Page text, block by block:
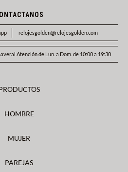
relojesgolden@relojesgolden.com
Atención de Lun. a Dom. de 10:00 a 19:30
HOMBRE
MUJER
PAREJAS